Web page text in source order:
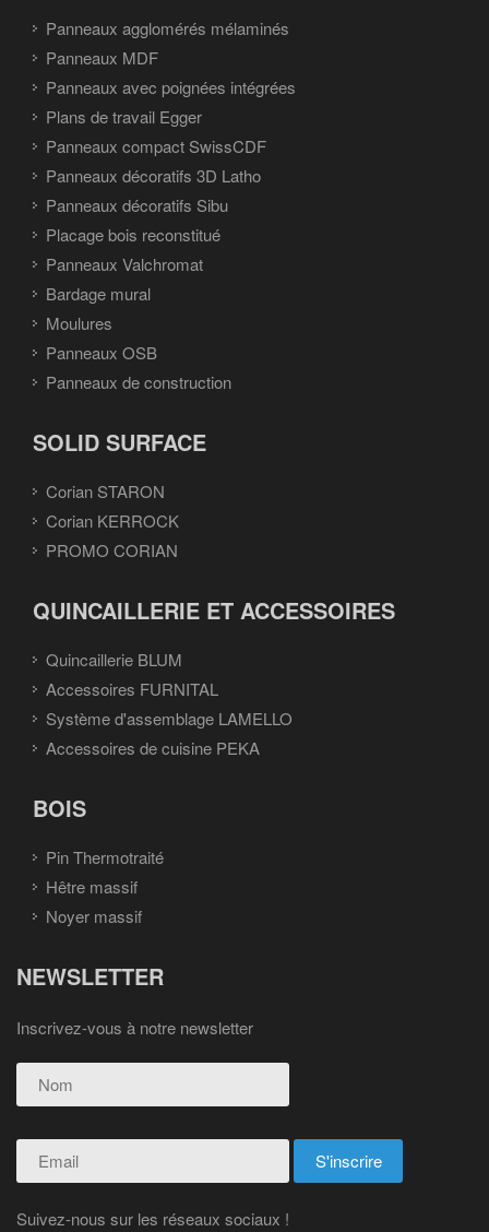
Panneaux agglomérés mélaminés
Panneaux MDF
Panneaux avec poignées intégrées
Plans de travail Egger
Panneaux compact SwissCDF
Panneaux décoratifs 3D Latho
Panneaux décoratifs Sibu
Placage bois reconstitué
Panneaux Valchromat
Bardage mural
Moulures
Panneaux OSB
Panneaux de construction
SOLID SURFACE
Corian STARON
Corian KERROCK
PROMO CORIAN
QUINCAILLERIE ET ACCESSOIRES
Quincaillerie BLUM
Accessoires FURNITAL
Système d'assemblage LAMELLO
Accessoires de cuisine PEKA
BOIS
Pin Thermotraité
Hêtre massif
Noyer massif
NEWSLETTER
Inscrivez-vous à notre newsletter
Suivez-nous sur les réseaux sociaux !